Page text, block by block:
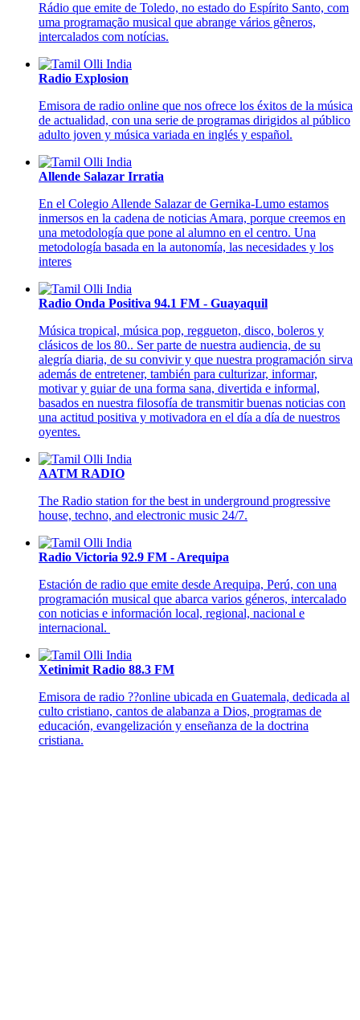
Rádio que emite de Toledo, no estado do Espírito Santo, com
uma programação musical que abrange vários gêneros,
intercalados com notícias.
Radio Explosion
Emisora de radio online que nos ofrece los éxitos de la música
de actualidad, con una serie de programas dirigidos al público
adulto joven y música variada en inglés y español.
Allende Salazar Irratia
En el Colegio Allende Salazar de Gernika-Lumo estamos
inmersos en la cadena de noticias Amara, porque creemos en
una metodología que pone al alumno en el centro. Una
metodología basada en la autonomía, las necesidades y los
interes
Radio Onda Positiva 94.1 FM - Guayaquil
Música tropical, música pop, reggueton, disco, boleros y
clásicos de los 80.. Ser parte de nuestra audiencia, de su
alegría diaria, de su convivir y que nuestra programación sirva
además de entretener, también para culturizar, informar,
motivar y guiar de una forma sana, divertida e informal,
basados en nuestra filosofía de transmitir buenas noticias con
una actitud positiva y motivadora en el día a día de nuestros
oyentes.
AATM RADIO
The Radio station for the best in underground progressive
house, techno, and electronic music 24/7.
Radio Victoria 92.9 FM - Arequipa
Estación de radio que emite desde Arequipa, Perú, con una
programación musical que abarca varios géneros, intercalado
con noticias e información local, regional, nacional e
internacional.
Xetinimit Radio 88.3 FM
Emisora de radio ??online ubicada en Guatemala, dedicada al
culto cristiano, cantos de alabanza a Dios, programas de
educación, evangelización y enseñanza de la doctrina
cristiana.